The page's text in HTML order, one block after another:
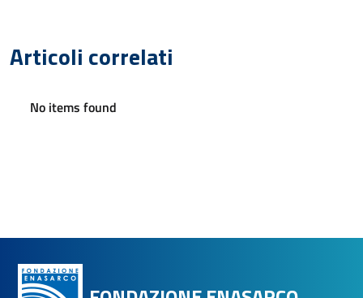
Articoli correlati
No items found